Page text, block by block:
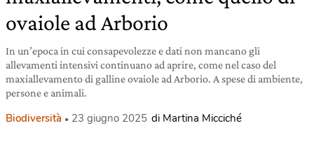
ovaiole ad Arborio
In un’epoca in cui consapevolezze e dati non mancano gli
allevamenti intensivi continuano ad aprire, come nel caso del
maxiallevamento di galline ovaiole ad Arborio. A spese di ambiente,
persone e animali.
Biodiversità 23 giugno 2025 di Martina Micciché